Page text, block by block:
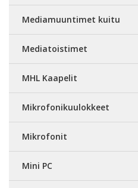
Mediamuuntimet kuitu
Mediatoistimet
MHL Kaapelit
Mikrofonikuulokkeet
Mikrofonit
Mini PC